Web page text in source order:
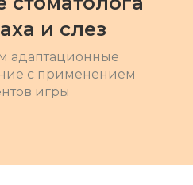
и слез
адаптационные
с применением
игры